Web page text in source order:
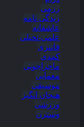
رزمی
زندگی نامه
عاشقانه
علمی-تخیلی
فانتزی
کمدی
ماجراجویی
معمایی
موسیقی
هیجان انگیز
ورزشی
وسترن